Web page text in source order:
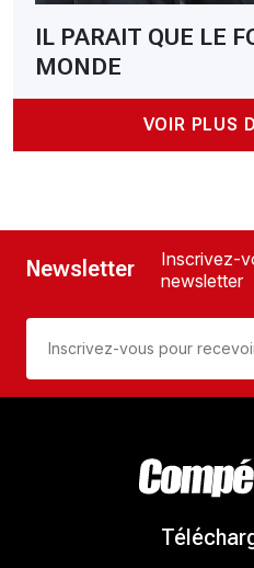
IL PARAIT QUE LE
MONDE
VOIR PLUS
Newsletter
Inscrivez-
newsletter